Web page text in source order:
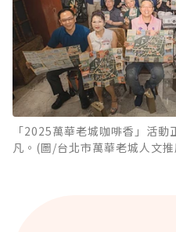
「2025萬華老城咖啡香」活
凡。(圖/台北市萬華老城人文